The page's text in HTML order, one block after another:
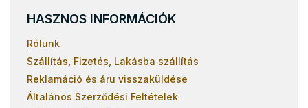
HASZNOS INFORMÁCIÓK
Rólunk
Szállítás, Fizetés, Lakásba szállítás
Reklamáció és áru visszaküldése
Általános Szerződési Feltételek